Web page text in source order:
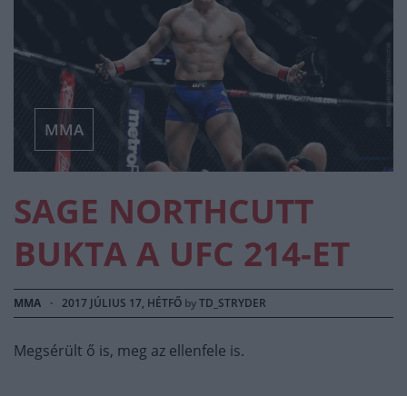
MMA
SAGE NORTHCUTT
BUKTA A UFC 214-ET
MMA · 2017 JÚLIUS 17, HÉTFŐ byTD_STRYDER
Megsérült ő is, meg az ellenfele is.